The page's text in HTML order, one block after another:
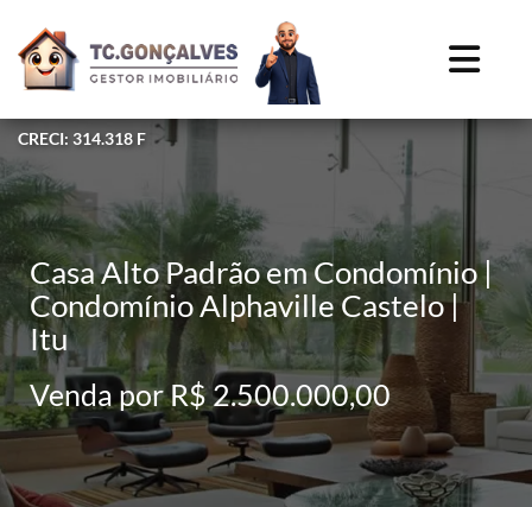
CRECI: 314.318 F
Casa Alto Padrão em Condomínio |
Condomínio Alphaville Castelo |
Itu
Venda por R$ 2.500.000,00